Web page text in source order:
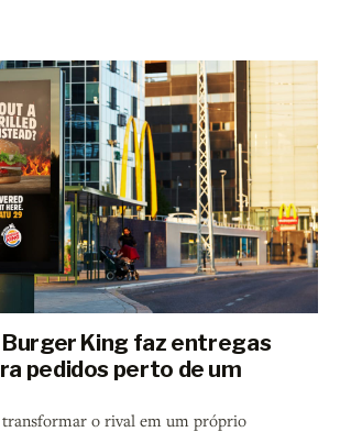
Burger King faz entregas
pedidos perto de um
transformar o rival em um próprio